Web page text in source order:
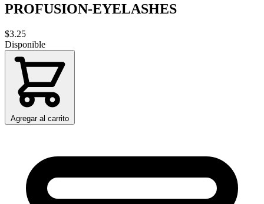
PROFUSION-EYELASHES
$3.25
Disponible
Agregar al carrito